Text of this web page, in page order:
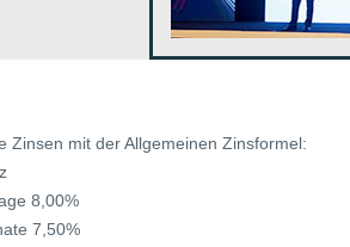
Zinsen mit der Allgemeinen Zinsformel:
8,00%
7,50%